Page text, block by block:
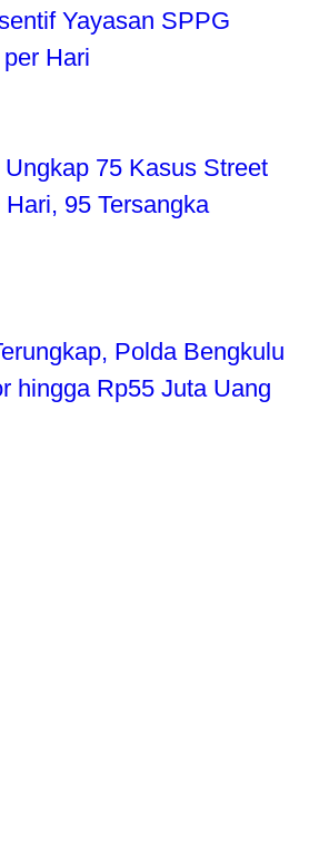
Yayasan SPPG
Hari
75 Kasus Street
95 Tersangka
Polda Bengkulu
hingga Rp55 Juta Uang